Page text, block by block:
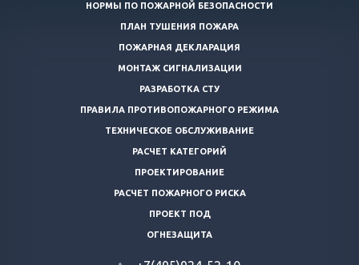
НОРМЫ ПО ПОЖАРНОЙ БЕЗОПАСНОСТИ
ПЛАН ТУШЕНИЯ ПОЖАРА
ПОЖАРНАЯ ДЕКЛАРАЦИЯ
МОНТАЖ СИГНАЛИЗАЦИИ
РАЗРАБОТКА СТУ
ПРАВИЛА ПРОТИВОПОЖАРНОГО РЕЖИМА
ТЕХНИЧЕСКОЕ ОБСЛУЖИВАНИЕ
РАСЧЕТ КАТЕГОРИЙ
ПРОЕКТИРОВАНИЕ
РАСЧЕТ ПОЖАРНОГО РИСКА
ПРОЕКТ ПОД
ОГНЕЗАЩИТА